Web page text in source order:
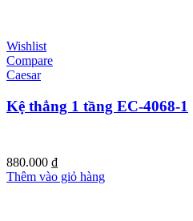
Wishlist
Compare
Caesar
Kệ thẳng 1 tầng EC-4068-1
880.000 ₫
Thêm vào giỏ hàng